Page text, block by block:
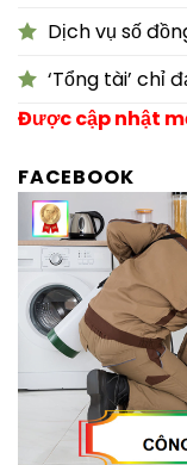
Dịch vụ số
‘Tổng tài’ chỉ
Được cập nhật
FACEBOOK